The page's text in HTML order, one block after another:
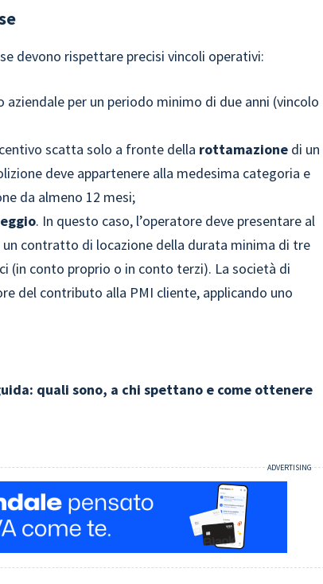
devono rispettare precisi vincoli operativi:
per un periodo minimo di due anni (vincolo
scatta solo a fronte della rottamazione di un
deve appartenere alla medesima categoria e
da almeno 12 mesi;
. In questo caso, l’operatore deve presentare al
contratto di locazione della durata minima di tre
(in conto proprio o in conto terzi). La società di
del contributo alla PMI cliente, applicando uno
quali sono, a chi spettano e come ottenere